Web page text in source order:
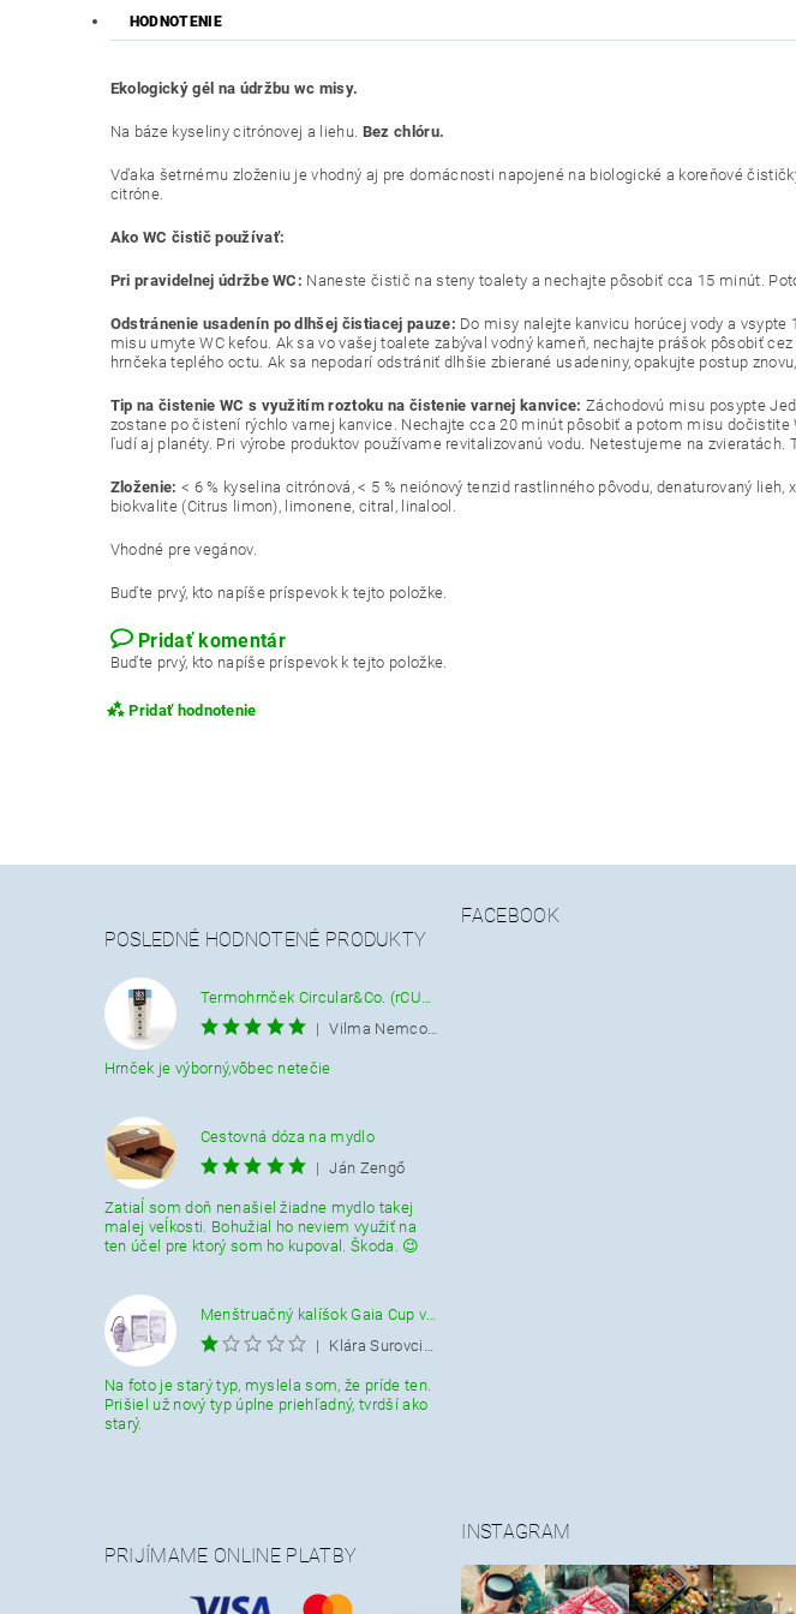
HODNOTENIE
Ekologický gél na údržbu wc misy.
Na báze kyseliny citrónovej a liehu. Bez chlóru.
Vďaka šetrnému zloženiu je vhodný aj pre domácnosti napojené na biologické a koreňové
citróne.
Ako WC čistič používať:
Pri pravidelnej údržbe WC: Naneste čistič na steny toalety a nechajte pôsobiť cca 15 minút.
Odstránenie usadenín po dlhšej čistiacej pauze: Do misy nalejte kanvicu horúcej vody a
misu umyte WC kefou. Ak sa vo vašej toalete zabýval vodný kameň, nechajte prášok pôsobiť
hrnčeka teplého octu. Ak sa nepodarí odstrániť dlhšie zbierané usadeniny, opakujte postup
Tip na čistenie WC s využitím roztoku na čistenie varnej kanvice: Záchodovú misu posypte
zostane po čistení rýchlo varnej kanvice. Nechajte cca 20 minút pôsobiť a potom misu
ľudí aj planéty. Pri výrobe produktov používame revitalizovanú vodu. Netestujeme na
Zloženie: < 6 % kyselina citrónová, < 5 % neiónový tenzid rastlinného pôvodu, denaturovaný
biokvalite (Citrus limon), limonene, citral, linalool.
Vhodné pre vegánov.
Buďte prvý, kto napíše príspevok k tejto položke.
Pridať komentár
Buďte prvý, kto napíše príspevok k tejto položke.
Pridať hodnotenie
POSLEDNÉ HODNOTENÉ PRODUKTY
|
Vilma Nemcová
Hrnček je výborný,vôbec netečie
Cestovná dóza na mydlo
|
Ján Zengő
Zatiaĺ som doň nenašiel žiadne mydlo takej
malej veĺkosti. Bohužial ho neviem využiť na
ten účel pre ktorý som ho kupoval. Škoda. 😉
|
Klára Surovcikova
Na foto je starý typ, myslela som, že príde ten.
Prišiel už nový typ úplne priehľadný, tvrdší ako
starý.
FACEBOOK
PRIJÍMAME ONLINE PLATBY
INSTAGRAM